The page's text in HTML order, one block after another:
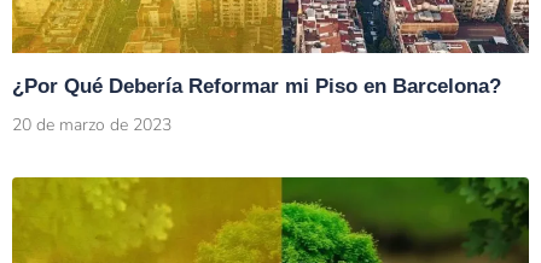
¿Por Qué Debería Reformar mi Piso en Barcelona?
20 de marzo de 2023